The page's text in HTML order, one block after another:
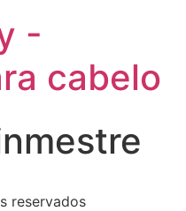
-
cabelo
reservados